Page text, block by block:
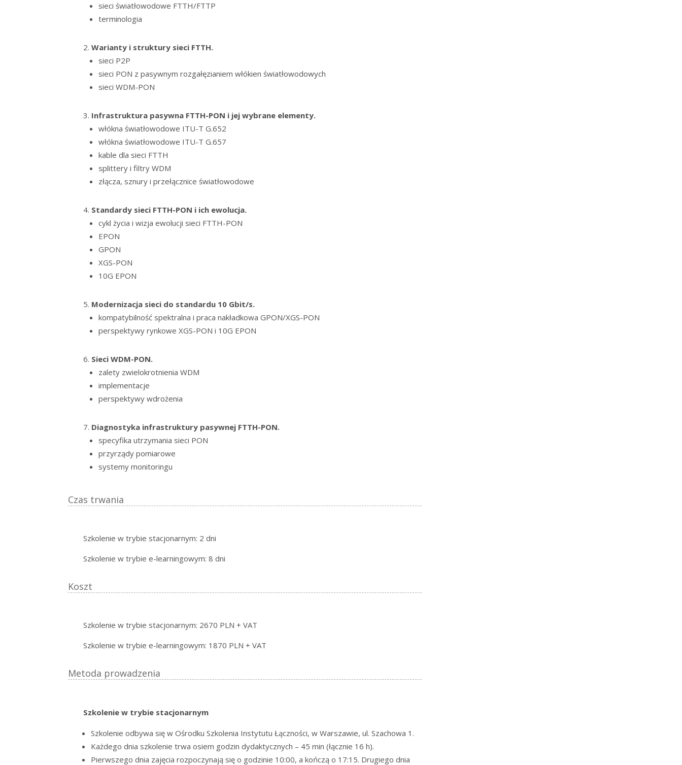
sieci światłowodowe FTTH/FTTP
terminologia
Warianty i struktury sieci FTTH.
sieci P2P
sieci PON z pasywnym rozgałęzianiem włókien światłowodowych
sieci WDM-PON
Infrastruktura pasywna FTTH-PON i jej wybrane elementy.
włókna światłowodowe ITU-T G.652
włókna światłowodowe ITU-T G.657
kable dla sieci FTTH
splittery i filtry WDM
złącza, sznury i przełącznice światłowodowe
Standardy sieci FTTH-PON i ich ewolucja.
cykl życia i wizja ewolucji sieci FTTH-PON
EPON
GPON
XGS-PON
10G EPON
Modernizacja sieci do standardu 10 Gbit/s.
kompatybilność spektralna i praca nakładkowa GPON/XGS-PON
perspektywy rynkowe XGS-PON i 10G EPON
Sieci WDM-PON.
zalety zwielokrotnienia WDM
implementacje
perspektywy wdrożenia
Diagnostyka infrastruktury pasywnej FTTH-PON.
specyfika utrzymania sieci PON
przyrządy pomiarowe
systemy monitoringu
Czas trwania
Szkolenie w trybie stacjonarnym: 2 dni
Szkolenie w trybie e-learningowym: 8 dni
Koszt
Szkolenie w trybie stacjonarnym: 2670 PLN + VAT
Szkolenie w trybie e-learningowym: 1870 PLN + VAT
Metoda prowadzenia
Szkolenie w trybie stacjonarnym
Szkolenie odbywa się w Ośrodku Szkolenia Instytutu Łączności, w Warszawie, ul. Szachowa 1.
Każdego dnia szkolenie trwa osiem godzin dydaktycznych – 45 min (łącznie 16 h).
Pierwszego dnia zajęcia rozpoczynają się o godzinie 10:00, a kończą o 17:15. Drugiego dnia